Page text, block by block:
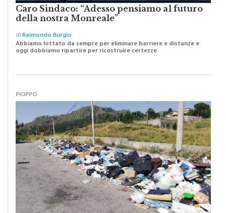
Caro Sindaco: “Adesso pensiamo al futuro
della nostra Monreale”
diRaimondo Burgio